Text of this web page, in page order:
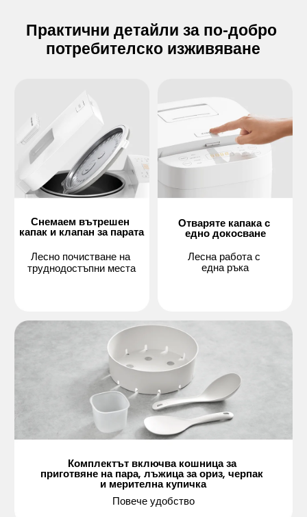
Практични детайли за по-добро
потребителско изживяване
Снемаем вътрешен
капак и клапан за парата
Лесно почистване на
труднодостъпни места
Отваряте капака с
едно докосване
Лесна работа с
една ръка
Комплектът включва кошница за
приготвяне на пара, лъжица за ориз, черпак
и мерителна купичка
Повече удобство